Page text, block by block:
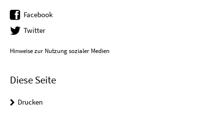
Facebook
Twitter
Hinweise zur Nutzung sozialer Medien
Diese Seite
Drucken